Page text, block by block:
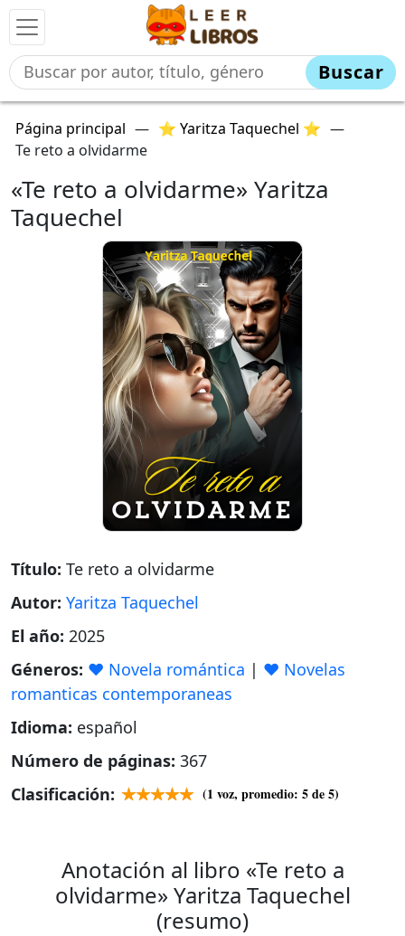
Buscar
Página principal — ⭐ Yaritza Taquechel ⭐ —
Te reto a olvidarme
«Te reto a olvidarme» Yaritza
Taquechel
Título: Te reto a olvidarme
Autor: Yaritza Taquechel
El año: 2025
Géneros: ❤️ Novela romántica | ❤️ Novelas
romanticas contemporaneas
Idioma: español
Número de páginas: 367
Clasificación:
(1 voz, promedio: 5de 5)
Anotación al libro «Te reto a
olvidarme» Yaritza Taquechel
(resumo)